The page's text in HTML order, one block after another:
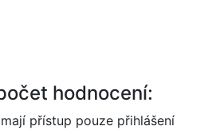
hodnocení:
přístup pouze přihlášení